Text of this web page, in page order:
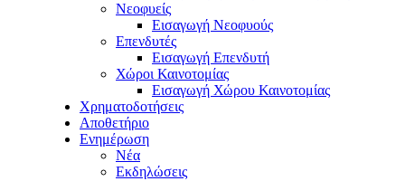
Νεοφυείς
Εισαγωγή Νεοφυούς
Επενδυτές
Εισαγωγή Επενδυτή
Χώροι Καινοτομίας
Εισαγωγή Χώρου Καινοτομίας
Χρηματοδοτήσεις
Αποθετήριο
Ενημέρωση
Νέα
Εκδηλώσεις